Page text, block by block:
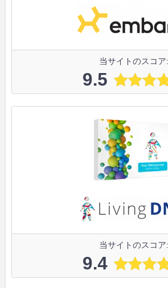
当サイトのスコア:
9.5
当サイトのスコア:
9.4